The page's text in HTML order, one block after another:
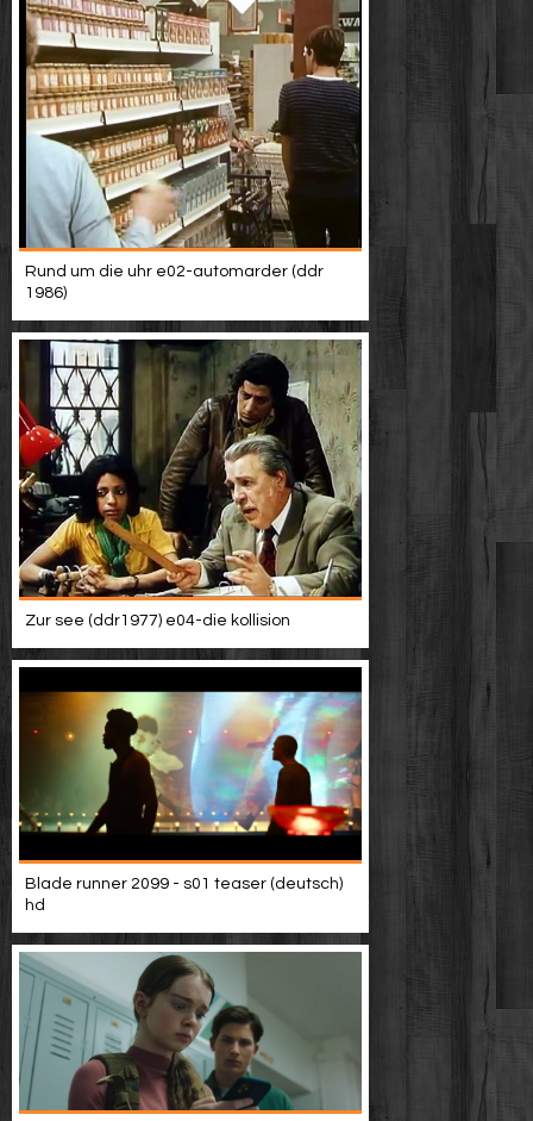
Rund um die uhr e02-automarder (ddr
1986)
Zur see (ddr1977) e04-die kollision
Blade runner 2099 - s01 teaser (deutsch)
hd